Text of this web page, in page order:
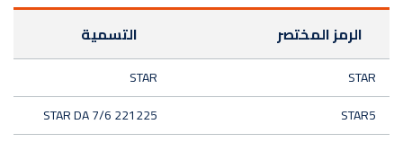
الرمز المختصر التسمية
STAR
STAR
STAR5
STAR DA 7/6 221225